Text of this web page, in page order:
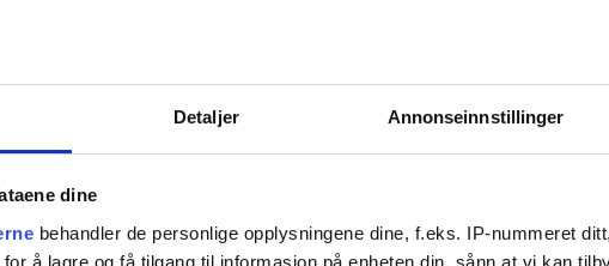
Detaljer Annonseinnstillinger
dine
behandler de personlige opplysningene dine, f.eks. IP-nummeret
å lagre og få tilgang til informasjon på enheten din, sånn at vi kan
jukses det
dag sier regelverket at en lastebil som kommer fra utlandet, med